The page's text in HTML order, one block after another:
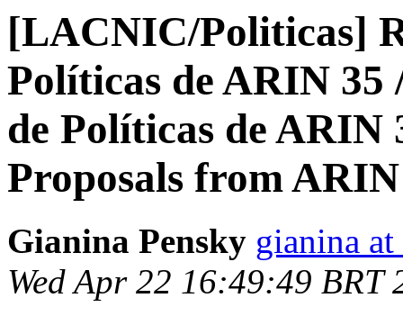
[LACNIC/Politicas]
Políticas de ARIN 35
de Políticas de
Proposals from
Gianina Pensky gianina
Wed Apr 22 16:49:49 BRT